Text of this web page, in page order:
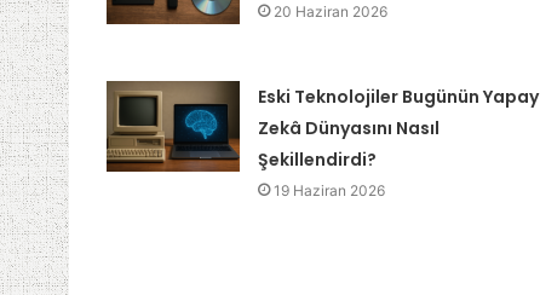
20 Haziran 2026
Eski Teknolojiler Bugünün Yapay
Zekâ Dünyasını Nasıl
Şekillendirdi?
19 Haziran 2026